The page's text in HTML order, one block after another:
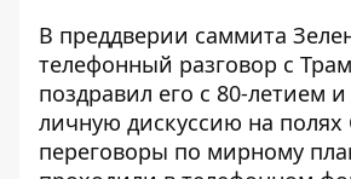
В преддверии саммита
телефонный разговор с
поздравил его с 80-летием
личную дискуссию на полях
переговоры по мирному